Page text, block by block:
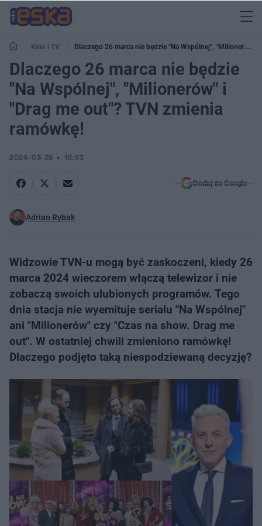
Kino i TV
Dlaczego 26 marca nie będzie "Na Wspólnej", "Milionerów" i
"Drag me out"? TVN zmienia ramówkę!
Dlaczego 26 marca nie będzie
"Na Wspólnej", "Milionerów" i
"Drag me out"? TVN zmienia
ramówkę!
2024-03-26 15:53
Dodaj do Google
Adrian Rybak
Widzowie TVN-u mogą być zaskoczeni, kiedy 26
marca 2024 wieczorem włączą telewizor i nie
zobaczą swoich ulubionych programów. Tego
dnia stacja nie wyemituje serialu "Na Wspólnej"
ani "Milionerów" czy "Czas na show. Drag me
out". W ostatniej chwili zmieniono ramówkę!
Dlaczego podjęto taką niespodziewaną decyzję?